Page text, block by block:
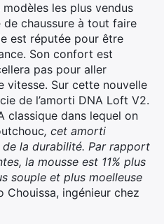
modèles les plus vendus
de chaussure à tout faire
est réputée pour être
Son confort est
pas pour aller
vitesse. Sur cette nouvelle
de l’amorti DNA Loft V2.
classique dans lequel on
, cet amorti
la durabilité. Par rapport
la mousse est 11% plus
souple et plus moelleuse
Chouissa, ingénieur chez